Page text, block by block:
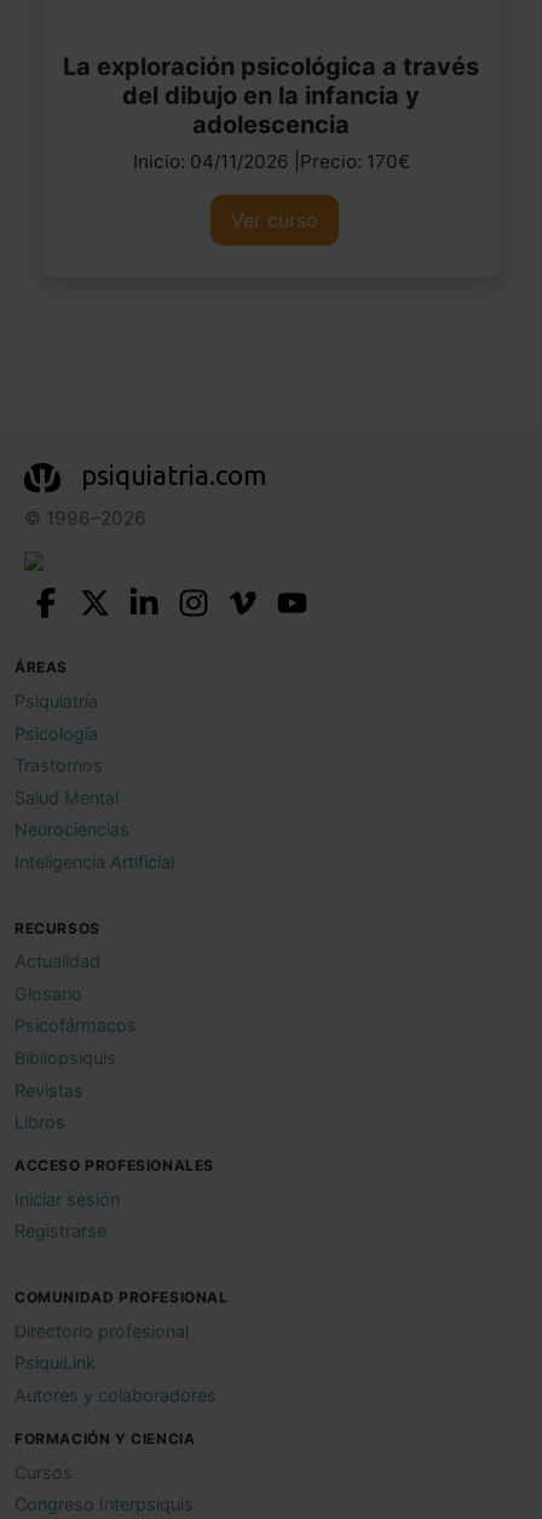
La exploración psicológica a través
del dibujo en la infancia y
adolescencia
Inicio: 04/11/2026 |Precio: 170€
Ver curso
psiquiatria.com
© 1996–2026
ÁREAS
Psiquiatría
Psicología
Trastornos
Salud Mental
Neurociencias
Inteligencia Artificial
RECURSOS
Actualidad
Glosario
Psicofármacos
Bibliopsiquis
Revistas
Libros
ACCESO PROFESIONALES
Iniciar sesión
Registrarse
COMUNIDAD PROFESIONAL
Directorio profesional
PsiquiLink
Autores y colaboradores
FORMACIÓN Y CIENCIA
Cursos
Congreso Interpsiquis